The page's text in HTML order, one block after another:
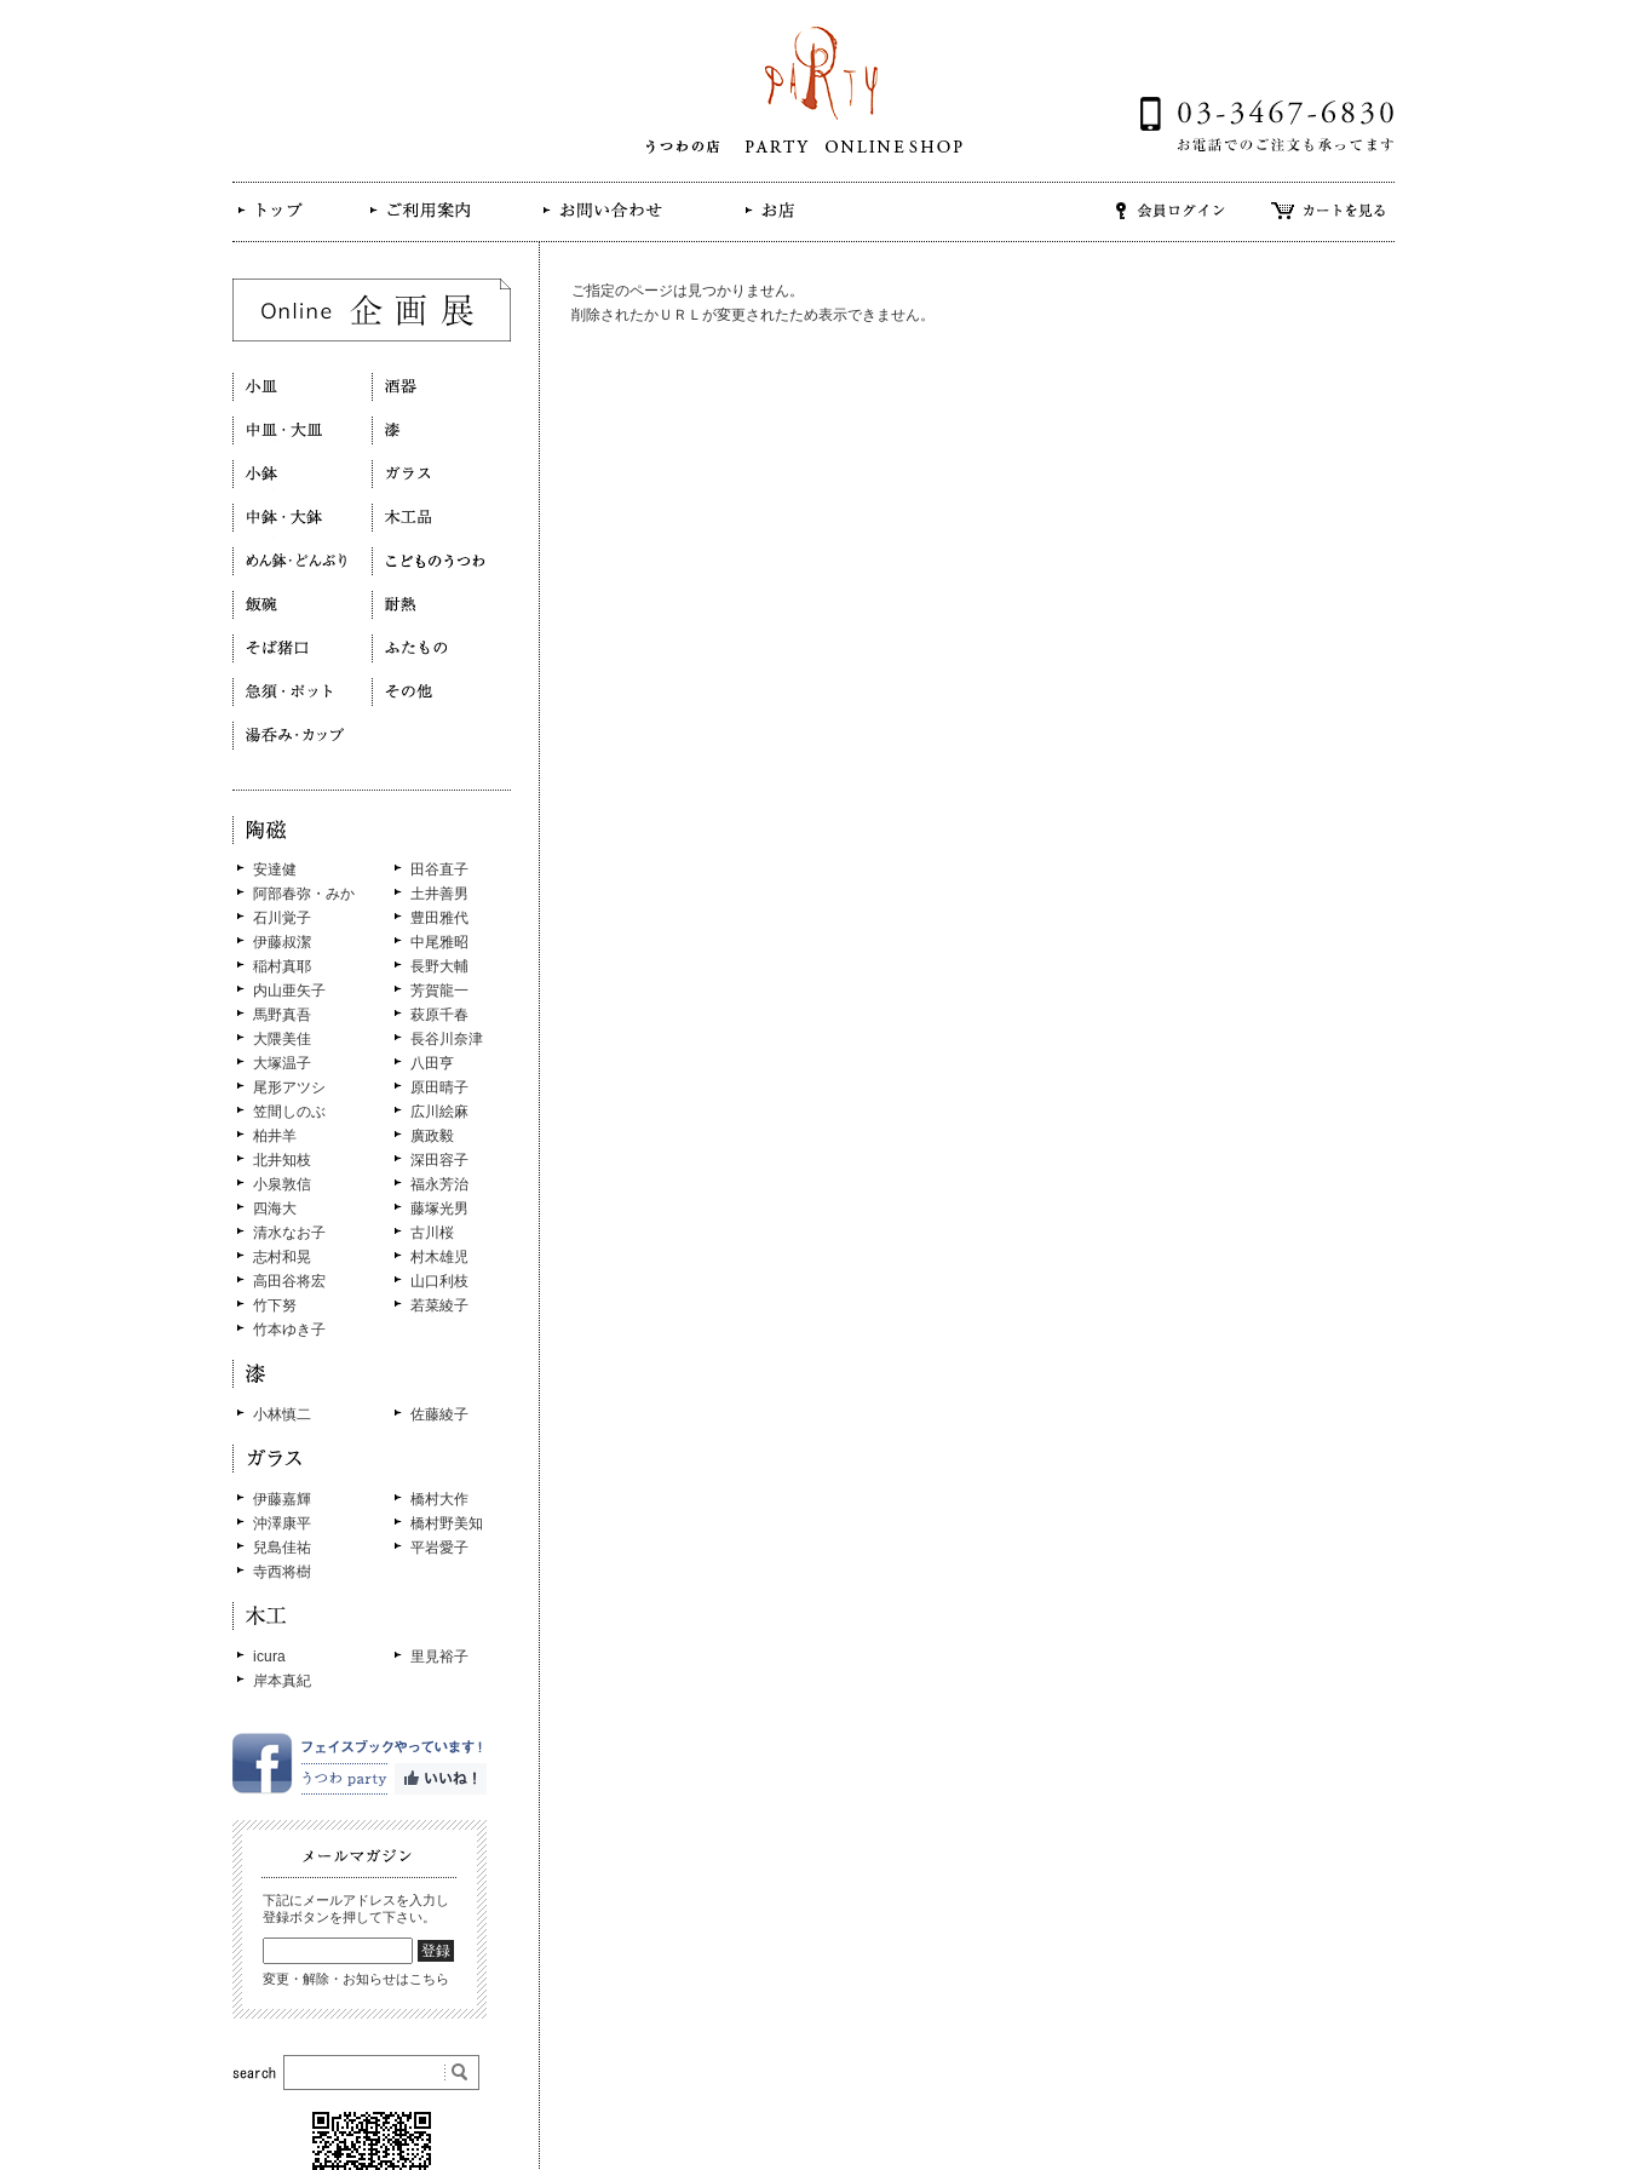
ご指定のページは見つかりません。
削除されたかＵＲＬが変更されたため表示できません。
安達健
阿部春弥・みか
石川覚子
伊藤叔潔
稲村真耶
内山亜矢子
馬野真吾
大隈美佳
大塚温子
尾形アツシ
笠間しのぶ
柏井羊
北井知枝
小泉敦信
四海大
清水なお子
志村和晃
高田谷将宏
竹下努
竹本ゆき子
田谷直子
土井善男
豊田雅代
中尾雅昭
長野大輔
芳賀龍一
萩原千春
長谷川奈津
八田亨
原田晴子
広川絵麻
廣政毅
深田容子
福永芳治
藤塚光男
古川桜
村木雄児
山口利枝
若菜綾子
小林慎二 佐藤綾子
伊藤嘉輝
沖澤康平
兒島佳祐
寺西将樹
橋村大作
橋村野美知
平岩愛子
icura
岸本真紀
里見裕子
下記にメールアドレスを入力し
登録ボタンを押して下さい。
変更・解除・お知らせはこちら